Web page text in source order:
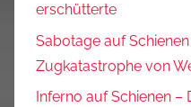
erschütterte
Sabotage auf
Zugkatastrophe von
Inferno auf Schienen –